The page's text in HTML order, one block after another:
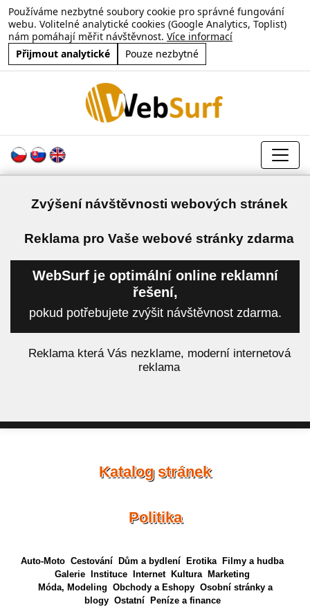
Používáme nezbytné soubory cookie pro správné fungování
webu. Volitelné analytické cookies (Google Analytics, Toplist)
nám pomáhají měřit návštěvnost. Více informací
Přijmout analytické
Pouze nezbytné
Zvýšení návštěvnosti webových stránek
Reklama pro Vaše webové stránky zdarma
WebSurf je optimální online reklamní
řešení,
pokud potřebujete zvýšit návštěvnost zdarma.
Reklama která Vás nezklame, moderní internetová
reklama
Katalog stránek
Politika
Auto-Moto Cestování Dům a bydlení Erotika
Filmy a hudba
Galerie
Instituce Internet Kultura
Marketing
Móda, Modeling Obchody a Eshopy Osobní stránky a
blogy Ostatní
Peníze a finance